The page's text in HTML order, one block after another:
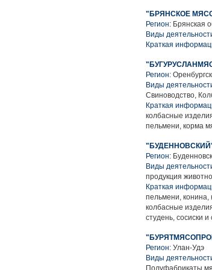
"БРЯНСКОЕ
Регион: Брянская
Виды
Краткая
Регион:
Виды
Свиноводство,
Краткая
колбасные
пельмени, корма
Регион: Буденновск
Виды
продукция
Краткая
пельмени,
колбасные
студень, сосиски
Регион: Улан-Удэ
Виды
Полуфабрикаты